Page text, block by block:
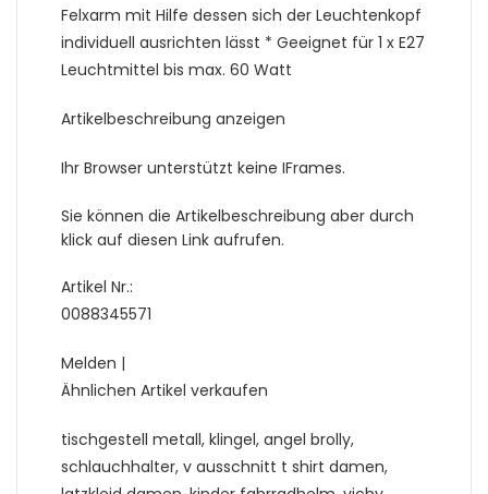
Felxarm mit Hilfe dessen sich der Leuchtenkopf
individuell ausrichten lässt * Geeignet für 1 x E27
Leuchtmittel bis max. 60 Watt
Artikelbeschreibung anzeigen
Ihr Browser unterstützt keine IFrames.
Sie können die Artikelbeschreibung aber durch
klick auf diesen Link aufrufen.
Artikel Nr.:
0088345571
Melden |
Ähnlichen Artikel verkaufen
tischgestell metall, klingel, angel brolly,
schlauchhalter, v ausschnitt t shirt damen,